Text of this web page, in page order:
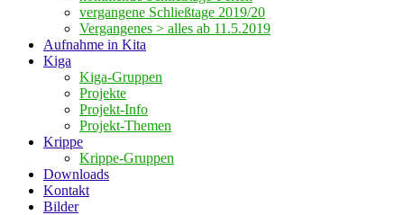
vergangene Schließtage 2019/20
Vergangenes > alles ab 11.5.2019
Aufnahme in Kita
Kiga
Kiga-Gruppen
Projekte
Projekt-Info
Projekt-Themen
Krippe
Krippe-Gruppen
Downloads
Kontakt
Bilder